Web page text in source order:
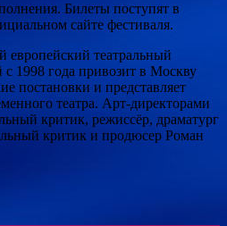
Билеты поступят в
сайте фестиваля.
театральный
1998 года привозит в Москву
постановки и представляет
театра. Арт-директорами
критик, режиссёр, драматург
критик и продюсер Роман